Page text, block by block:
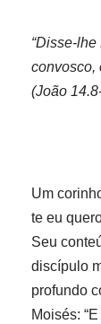
“Disse-
convosco,
(João
Um
te eu
Seu
discípulo
profundo
Moisés: